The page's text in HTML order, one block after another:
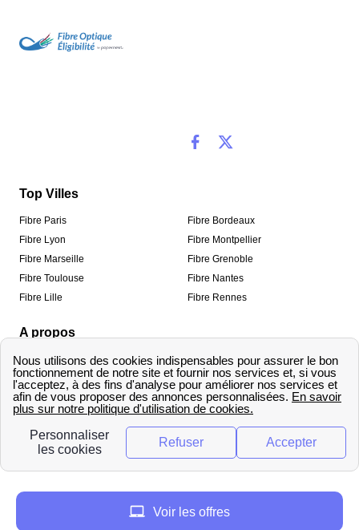
Top Villes
Fibre Paris
Fibre Lyon
Fibre Marseille
Fibre Toulouse
Fibre Lille
Fibre Bordeaux
Fibre Montpellier
Fibre Grenoble
Fibre Nantes
Fibre Rennes
A propos
Qui sommes-nous ?
Informations de contact
Méthodologie de classement
Mentions légales
Traitement des avis
Copyright © fibre-optique-eligibilite.fr 2026 – Tous
droits réservés
Voir les offres